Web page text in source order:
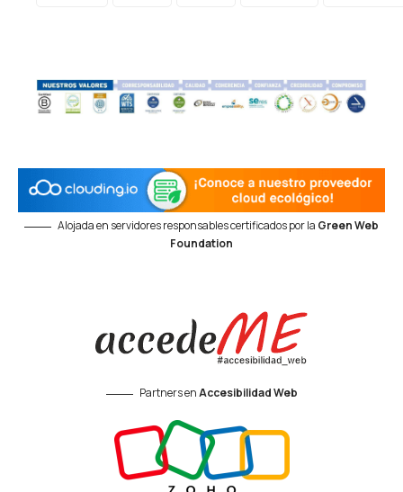
Alojada en servidores responsables certificados por la Green Web
Foundation
Partners enAccesibilidad Web